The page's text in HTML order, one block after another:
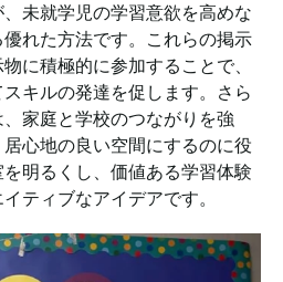
未就学児の学習意欲を高めな
れた方法です。これらの掲示
に積極的に参加することで、
キルの発達を促します。さら
家庭と学校のつながりを強
心地の良い空間にするのに役
明るくし、価値ある学習体験
ティブなアイデアです。